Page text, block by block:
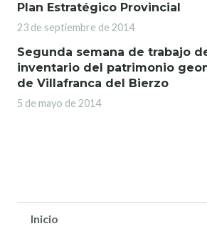
Plan Estratégico Provincial
23 de septiembre de 2014
Segunda semana de trabajo
inventario del patrimonio
de Villafranca del Bierzo
5 de mayo de 2014
Inicio